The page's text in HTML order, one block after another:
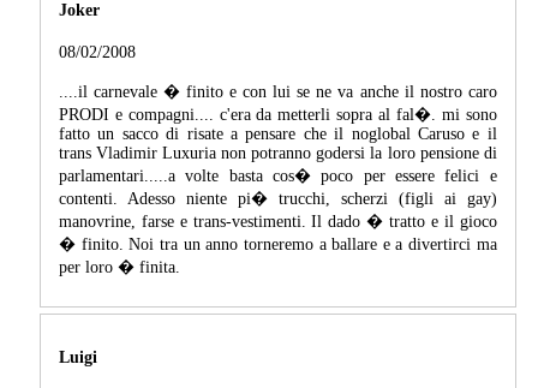
Joker
08/02/2008
....il carnevale � finito e con lui se ne va anche il nostro caro
PRODI e compagni.... c'era da metterli sopra al fal�. mi sono
fatto un sacco di risate a pensare che il noglobal Caruso e il
trans Vladimir Luxuria non potranno godersi la loro pensione di
parlamentari.....a volte basta cos� poco per essere felici e
contenti. Adesso niente pi� trucchi, scherzi (figli ai gay)
manovrine, farse e trans-vestimenti. Il dado � tratto e il gioco
� finito. Noi tra un anno torneremo a ballare e a divertirci ma
per loro � finita.
Luigi